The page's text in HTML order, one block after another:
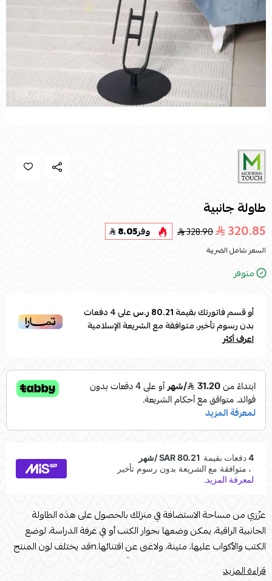
طاولة جانبية
320.85
328.90 وفر8.05
السعر شامل الضريبة
متوفر
أو قسم فاتورتك بقيمة80.21 ر.س على4دفعات
بدون رسوم تأخير، متوافقة مع الشريعة الإسلامية
اعرف أكثر
عزّزي من مساحة الاستضافة في منزلك بالحصول على هذه الطاولة
الجانبية الراقية، يمكن وضعها بجوار الكنب أو في غرفة الدراسة، لوضع
الكتب والأكواب عليها، متينة، ولاغنى عن اقتنائها.nقد يختلف لون المنتج
قليلاً بسبب إضاءة الصور الفوتوغرافية أو إعدادات الشاشة الخاصة بك.
قراءة المزيد